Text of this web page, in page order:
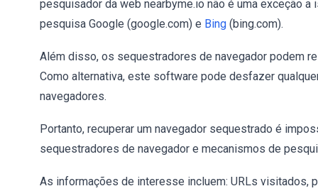
pesquisador da web nearbyme.io não é uma exceção
pesquisa Google (google.com) e Bing (bing.com).
Além disso, os sequestradores de navegador podem
Como alternativa, este software pode desfazer
navegadores.
Portanto, recuperar um navegador sequestrado é
sequestradores de navegador e mecanismos de
As informações de interesse incluem: URLs visitados,